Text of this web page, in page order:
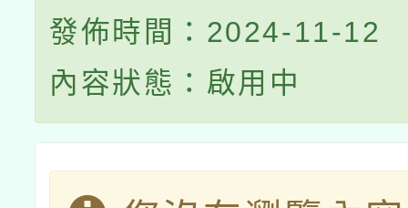
發佈時間：2024-11-12
內容狀態：啟用中